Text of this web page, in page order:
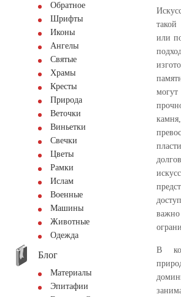
Обратное
Шрифты
Иконы
Ангелы
Святые
Храмы
Кресты
Природа
Веточки
Виньетки
Свечки
Цветы
Рамки
Ислам
Военные
Машины
Животные
Одежда
Блог
Материалы
Эпитафии
или
В